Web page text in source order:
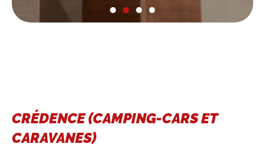
CRÉDENCE (CAMPING-CARS ET
CARAVANES)